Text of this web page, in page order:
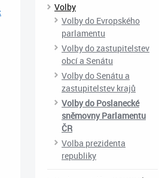
Volby
Volby do Evropského
parlamentu
Volby do zastupitelstev
obcí a Senátu
Volby do Senátu a
zastupitelstev krajů
Volby do Poslanecké
sněmovny Parlamentu
ČR
Volba prezidenta
republiky